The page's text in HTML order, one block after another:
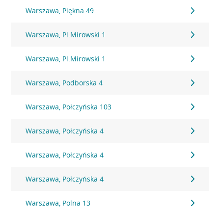
Warszawa, Piękna 49
Warszawa, Pl.Mirowski 1
Warszawa, Pl.Mirowski 1
Warszawa, Podborska 4
Warszawa, Połczyńska 103
Warszawa, Połczyńska 4
Warszawa, Połczyńska 4
Warszawa, Połczyńska 4
Warszawa, Polna 13